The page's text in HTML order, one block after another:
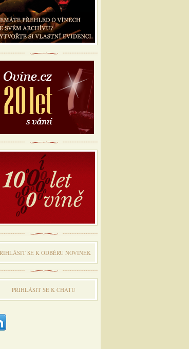
SE K ODBĔRU NOVINEK
PŘIHLÁSIT SE K CHATU